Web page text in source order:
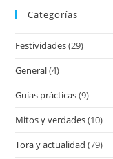
Categorías
Festividades(29)
General(4)
Guías prácticas(9)
Mitos y verdades(10)
Tora y actualidad (79)